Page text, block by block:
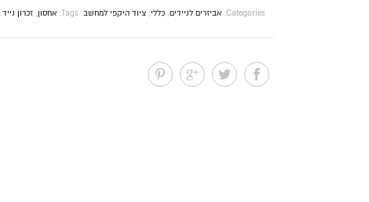
Categories: אביזרים לניידים, כללי, ציוד היקפי למחשב.
Tags: אחסון, זכרון נייד.